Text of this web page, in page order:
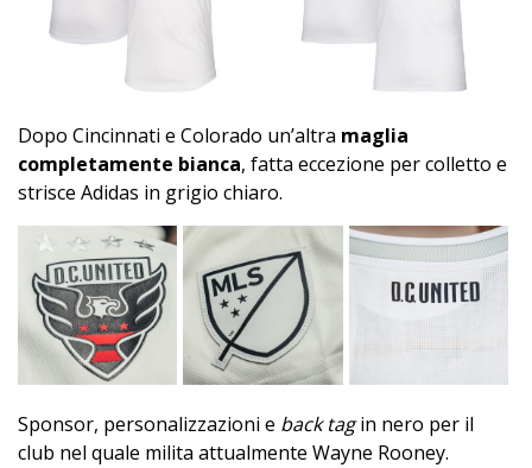
Dopo Cincinnati e Colorado un’altra maglia
completamente bianca, fatta eccezione per colletto e
strisce Adidas in grigio chiaro.
Sponsor, personalizzazioni e back tagin nero per il
club nel quale milita attualmente Wayne Rooney.